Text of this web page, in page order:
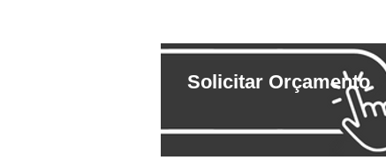
Solicitar Orçamento